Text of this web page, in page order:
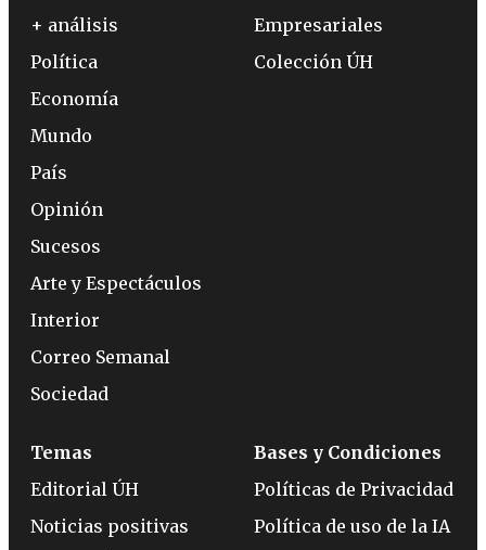
+ análisis
Política
Economía
Mundo
País
Opinión
Sucesos
Arte y Espectáculos
Interior
Correo Semanal
Sociedad
Empresariales
Colección ÚH
Temas
Editorial ÚH
Noticias positivas
Bases y Condiciones
Políticas de Privacidad
Política de uso de la IA